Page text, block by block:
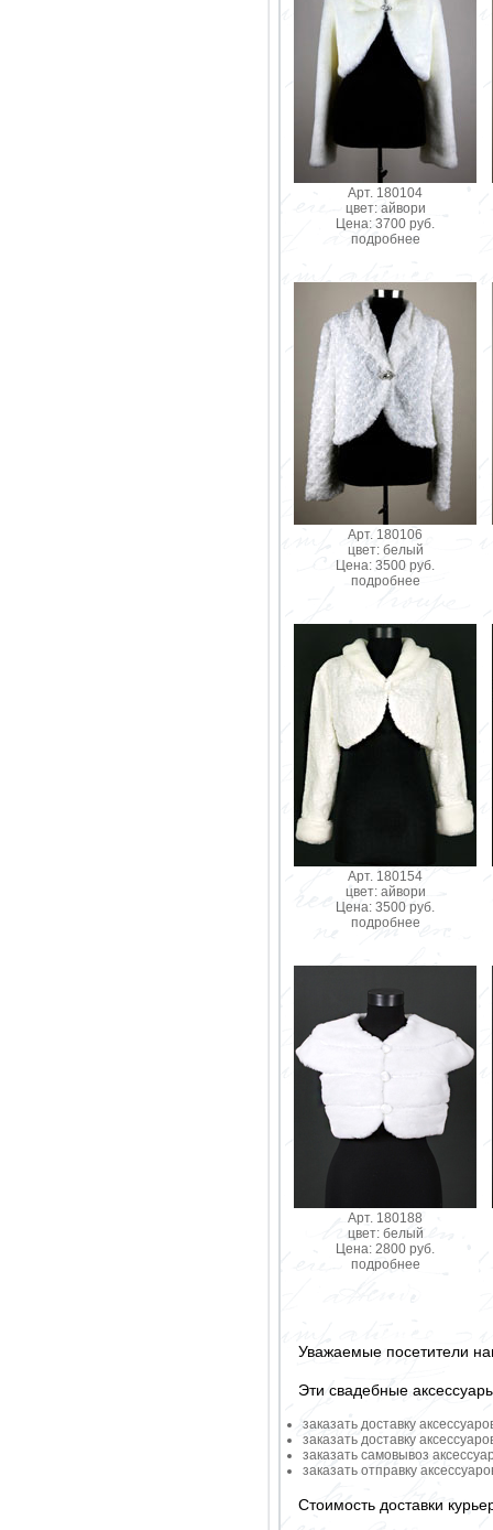
Арт. 180104
цвет: айвори
Цена: 3700 руб.
подробнее
Арт. 180106
цвет: белый
Цена: 3500 руб.
подробнее
Арт. 180154
цвет: айвори
Цена: 3500 руб.
подробнее
Арт. 180188
цвет: белый
Цена: 2800 руб.
подробнее
Уважаемые посетители
Эти свадебные
заказать доставку
заказать доставку
заказать самовывоз
заказать отправку
Стоимость доставки